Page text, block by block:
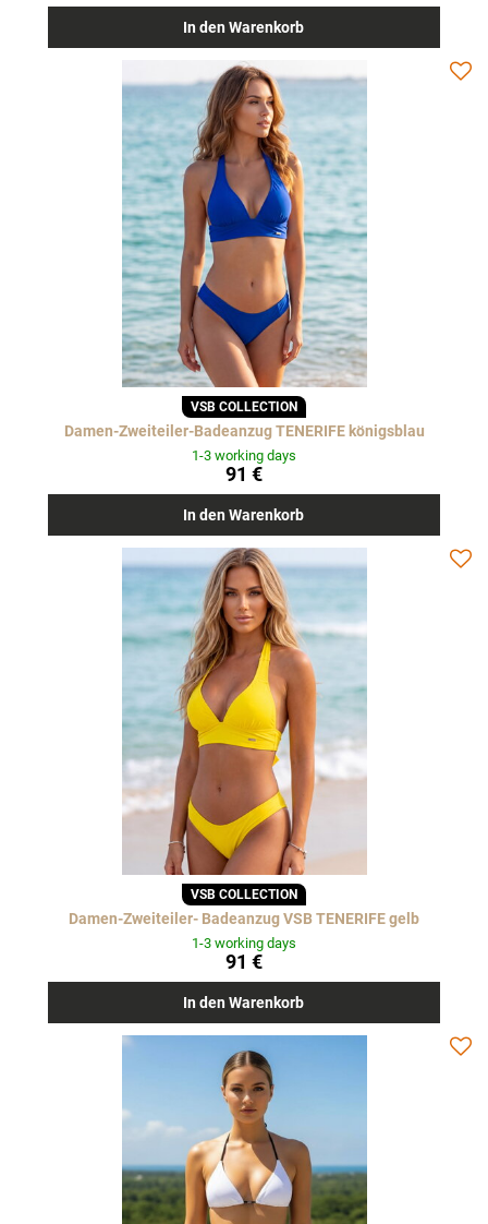
In den Warenkorb
VSB COLLECTION
Damen-Zweiteiler-Badeanzug TENERIFE königsblau
1-3 working days
91 €
In den Warenkorb
VSB COLLECTION
Damen-Zweiteiler- Badeanzug VSB TENERIFE gelb
1-3 working days
91 €
In den Warenkorb